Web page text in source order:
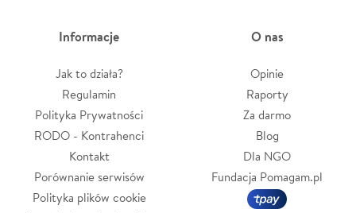
Informacje
Jak to działa?
Regulamin
Polityka Prywatności
RODO - Kontrahenci
Kontakt
Porównanie serwisów
Polityka plików cookie
O nas
Opinie
Raporty
Za darmo
Blog
Dla NGO
Fundacja Pomagam.pl